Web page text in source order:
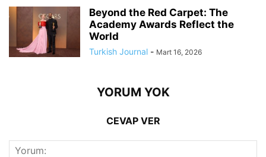
Beyond the Red Carpet: The
Academy Awards Reflect the
World
Turkish Journal - Mart 16, 2026
YORUM YOK
CEVAP VER